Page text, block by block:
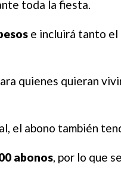
toda la fiesta.
e incluirá tanto el
quienes quieran
el abono también
abonos, por lo que